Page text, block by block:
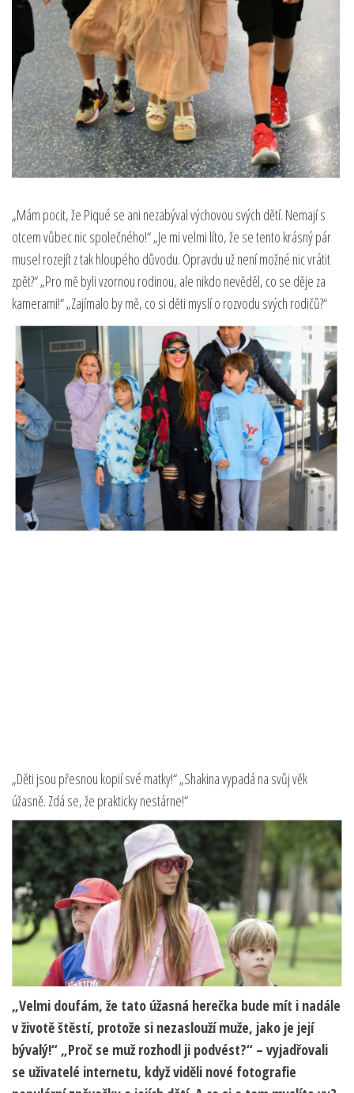
„Mám pocit, že Piqué se ani nezabýval výchovou svých dětí. Nemají s
otcem vůbec nic společného!“ „Je mi velmi líto, že se tento krásný pár
musel rozejít z tak hloupého důvodu. Opravdu už není možné nic vrátit
zpět?“ „Pro mě byli vzornou rodinou, ale nikdo nevěděl, co se děje za
kamerami!“ „Zajímalo by mě, co si děti myslí o rozvodu svých rodičů?“
„Děti jsou přesnou kopií své matky!“ „Shakina vypadá na svůj věk
úžasně. Zdá se, že prakticky nestárne!“
„Velmi doufám, že tato úžasná herečka bude mít i nadále
v životě štěstí, protože si nezaslouží muže, jako je její
bývalý!“ „Proč se muž rozhodl ji podvést?“ – vyjadřovali
se uživatelé internetu, když viděli nové fotografie